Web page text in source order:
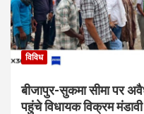
विविध
बीजापुर-सुकमा सीमा पर
पहुंचे विधायक विक्रम